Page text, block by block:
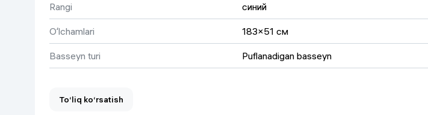
Rangi синий
Oʻlchamlari 183×51 см
Basseyn turi Puflanadigan basseyn
To‘liq ko‘rsatish